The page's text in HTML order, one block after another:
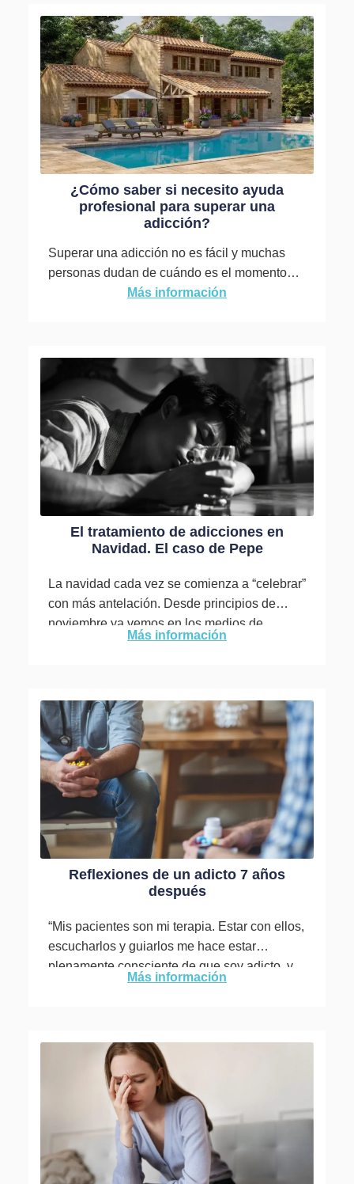
¿Cómo saber si necesito ayuda
profesional para superar una
adicción?
Superar una adicción no es fácil y muchas
personas dudan de cuándo es el momento
adecuado para buscar ayuda profesional....
Más información
El tratamiento de adicciones en
Navidad. El caso de Pepe
La navidad cada vez se comienza a “celebrar”
con más antelación. Desde principios de
noviembre ya vemos en los medios de
comunicación y redes...
Más información
Reflexiones de un adicto 7 años
después
“Mis pacientes son mi terapia. Estar con ellos,
escucharlos y guiarlos me hace estar
plenamente consciente de que soy adicto, y
Más información